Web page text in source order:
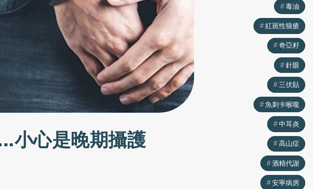
小心是晚期攝護
毒油
紅斑性狼瘡
奇亞籽
針眼
三伏貼
魚刺卡喉嚨
中耳炎
高山症
酒精代謝
安寧病房
毒油
紅斑性狼瘡
奇亞籽
針眼
三伏貼
魚刺卡喉嚨
中耳炎
高山症
酒精代謝
安寧病房